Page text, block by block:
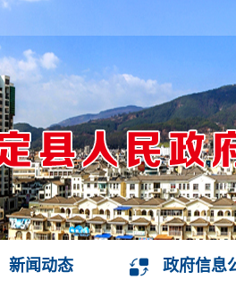
新闻动态 政府信息